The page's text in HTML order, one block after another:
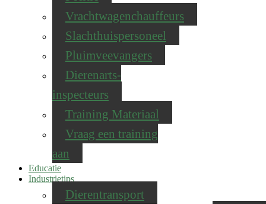
Vrachtwagenchauffeurs
Slachthuispersoneel
Pluimveevangers
Dierenarts-
inspecteurs
Training Materiaal
Vraag een training
aan
Educatie
Industrietips
Dierentransport